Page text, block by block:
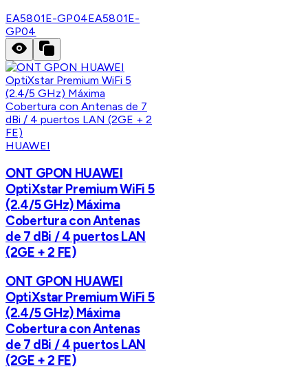
EA5801E-GP04EA5801E-
GP04
HUAWEI
ONT GPON HUAWEI
OptiXstar Premium WiFi 5
(2.4/5 GHz) Máxima
Cobertura con Antenas
de 7 dBi / 4 puertos LAN
(2GE + 2 FE)
ONT GPON HUAWEI
OptiXstar Premium WiFi 5
(2.4/5 GHz) Máxima
Cobertura con Antenas
de 7 dBi / 4 puertos LAN
(2GE + 2 FE)